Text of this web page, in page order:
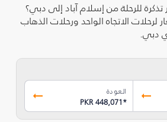
للرحلة من إسلام آباد إلى دبي؟
الاتجاه الواحد ورحلات الذهاب
دبي.
العودة
PKR 448,071*